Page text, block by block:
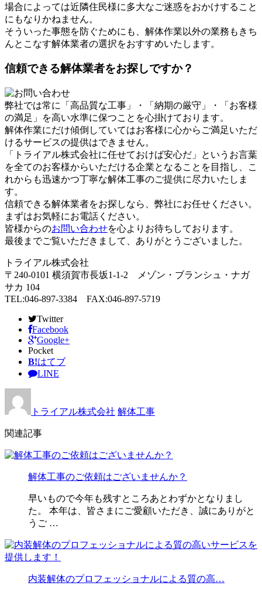
場合によっては近隣住民様に多大なご迷惑をおかけすること
にもなりかねません。
そういった事態を防ぐためにも、解体作業以外の業務もきち
んとこなす解体業者の選択をおすすめいたします。
信頼できる解体業者をお探しですか？
弊社では常に「高品質な工事」・「納期の厳守」・「お客様
の満足」を高い水準に保つことを心掛けております。
解体作業にだけ傾倒していてはお客様に心からご満足いただ
けるサービスの提供はできません。
「トライアル株式会社に任せておけば安心だ」というお言葉
を全てのお客様からいただける企業となることを目指し、こ
れからも迅速かつ丁寧な解体工事のご提供に尽力いたしま
す。
信頼できる解体業者をお探しなら、弊社にお任せください。
まずはお気軽にお電話ください。
皆様からのお問い合わせを心よりお待ちしております。
最後までご覧いただきまして、ありがとうございました。
トライアル株式会社
〒240-0101 横須賀市長坂1-1-2 メゾン・ブランシュ・ナガ
サカ 104
TEL:046-897-3384 FAX:046-897-5719
Twitter
Facebook
Google+
Pocket
B!はてブ
LINE
トライアル株式会社 解体工事
関連記事
解体工事のご依頼はございませんか？
早いもので今年も残すところあとわずかとなりまし
た。 本年は、皆さまにご愛顧いただき、誠にありがと
うご …
内装解体のプロフェッショナルによる質の高…